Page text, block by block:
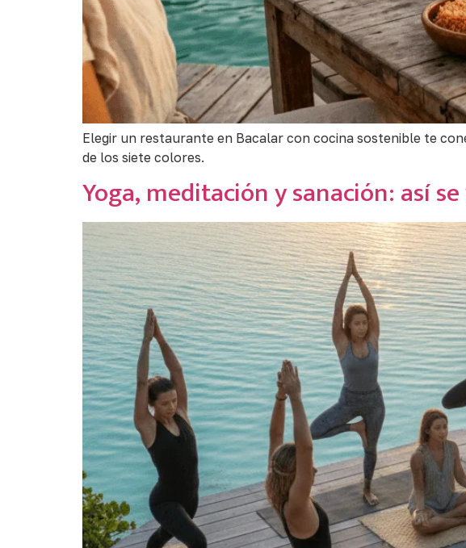
Elegir un restaurante en Bacalar con cocina sostenible te
de los siete colores.
Yoga, meditación y sanación: así